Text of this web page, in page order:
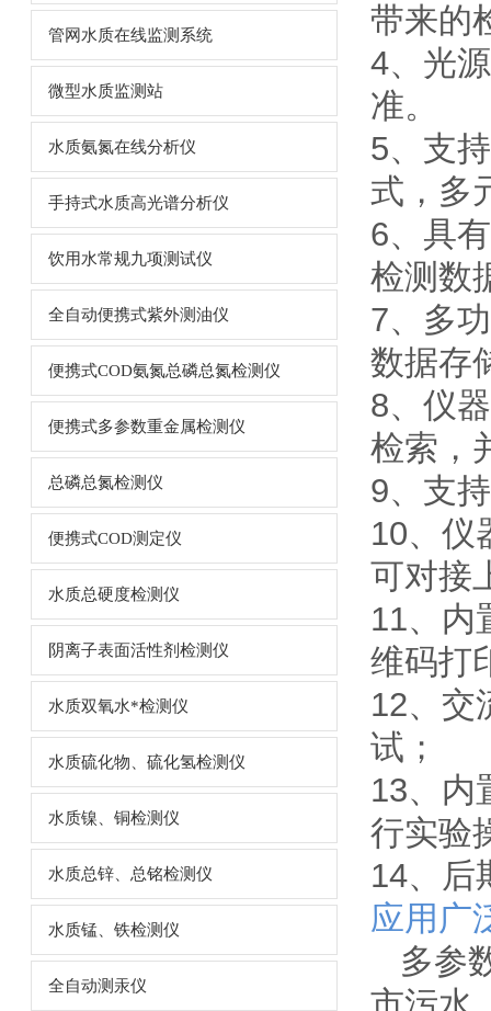
管网水质在线监测系统
微型水质监测站
水质氨氮在线分析仪
手持式水质高光谱分析仪
饮用水常规九项测试仪
全自动便携式紫外测油仪
便携式COD氨氮总磷总氮检测仪
便携式多参数重金属检测仪
总磷总氮检测仪
便携式COD测定仪
水质总硬度检测仪
阴离子表面活性剂检测仪
水质双氧水*检测仪
水质硫化物、硫化氢检测仪
水质镍、铜检测仪
水质总锌、总铭检测仪
水质锰、铁检测仪
全自动测汞仪
带来的
4、光
准。
5、支
式，多
6、具
检测数
7、多
数据
8、仪
检索，
9、支
10、仪
可对接
11、内
维码
12、交
试；
13、内
行实验
14、后
应用
多参